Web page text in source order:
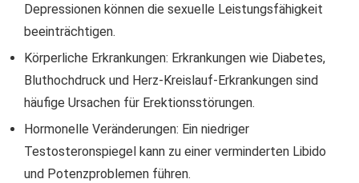
Depressionen können die sexuelle Leistungsfähigkeit
beeinträchtigen.
Körperliche Erkrankungen: Erkrankungen wie Diabetes,
Bluthochdruck und Herz-Kreislauf-Erkrankungen sind
häufige Ursachen für Erektionsstörungen.
Hormonelle Veränderungen: Ein niedriger
Testosteronspiegel kann zu einer verminderten Libido
und Potenzproblemen führen.